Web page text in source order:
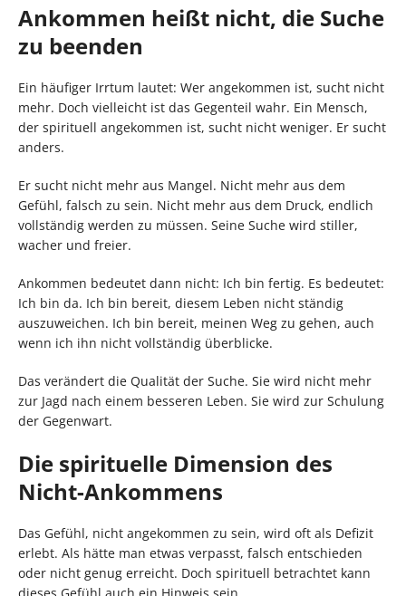
Ankommen heißt nicht, die Suche
zu beenden
Ein häufiger Irrtum lautet: Wer angekommen ist, sucht nicht
mehr. Doch vielleicht ist das Gegenteil wahr. Ein Mensch,
der spirituell angekommen ist, sucht nicht weniger. Er sucht
anders.
Er sucht nicht mehr aus Mangel. Nicht mehr aus dem
Gefühl, falsch zu sein. Nicht mehr aus dem Druck, endlich
vollständig werden zu müssen. Seine Suche wird stiller,
wacher und freier.
Ankommen bedeutet dann nicht: Ich bin fertig. Es bedeutet:
Ich bin da. Ich bin bereit, diesem Leben nicht ständig
auszuweichen. Ich bin bereit, meinen Weg zu gehen, auch
wenn ich ihn nicht vollständig überblicke.
Das verändert die Qualität der Suche. Sie wird nicht mehr
zur Jagd nach einem besseren Leben. Sie wird zur Schulung
der Gegenwart.
Die spirituelle Dimension des
Nicht-Ankommens
Das Gefühl, nicht angekommen zu sein, wird oft als Defizit
erlebt. Als hätte man etwas verpasst, falsch entschieden
oder nicht genug erreicht. Doch spirituell betrachtet kann